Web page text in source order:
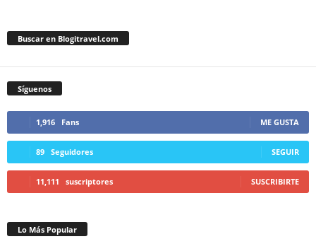
Buscar en Blogitravel.com
Síguenos
1,916 Fans ME GUSTA
89 Seguidores SEGUIR
11,111 suscriptores SUSCRIBIRTE
Lo Más Popular